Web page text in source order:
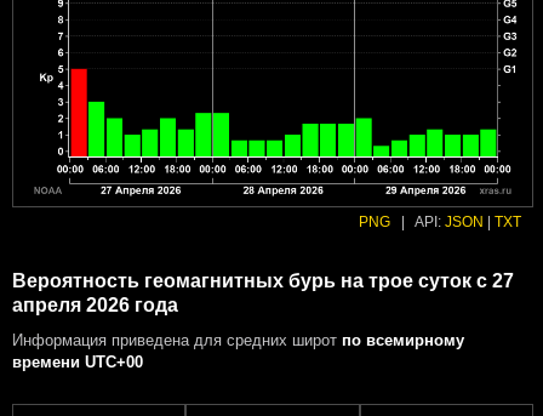
PNG API: JSON TXT
Вероятность геомагнитных бурь на трое суток с 27
апреля 2026 года
Информация приведена для средних широт по всемирному
времени UTC+00